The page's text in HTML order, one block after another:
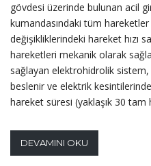
gövdesi üzerinde bulunan acil
kumandasındaki tüm
değişikliklerindeki hareket hızı
hareketleri mekanik olarak
sağlayan elektrohidrolik
beslenir ve elektrik
hareket süresi (yaklaşık 30 tam
DEVAMINI OKU